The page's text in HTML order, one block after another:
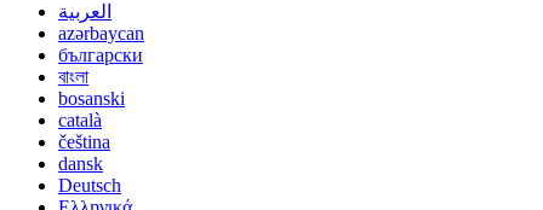
العربية
azərbaycan
български
বাংলা
bosanski
català
čeština
dansk
Deutsch